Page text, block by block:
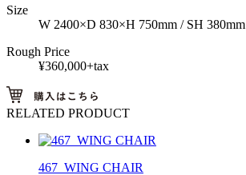
Size
W 2400×D 830×H 750mm / SH 380mm
Rough Price
¥360,000+tax
RELATED PRODUCT
467_WING CHAIR